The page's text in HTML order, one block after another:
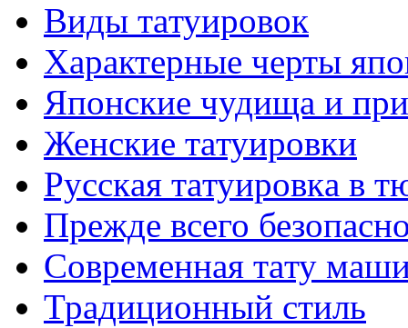
Виды тaтуировок
Характерные черты
Японские чудища и
Женские тaтуировки
Русскaя тaтуировкa в
Прежде всего
Современная тaту
Традиционный стиль